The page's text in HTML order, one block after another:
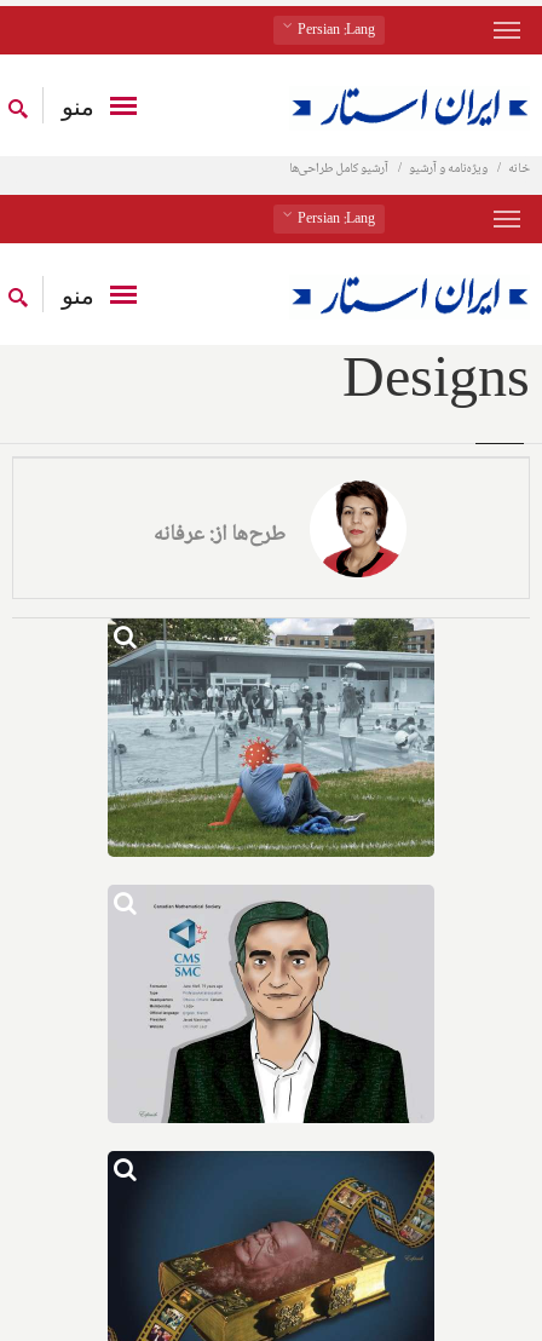
Lang
: Persian
منو
خانه ویژه‌نامه و آرشیو آرشیو کامل طراحی‌ها
Lang
: Persian
منو
Designs
طرح‌ها از: عرفانه